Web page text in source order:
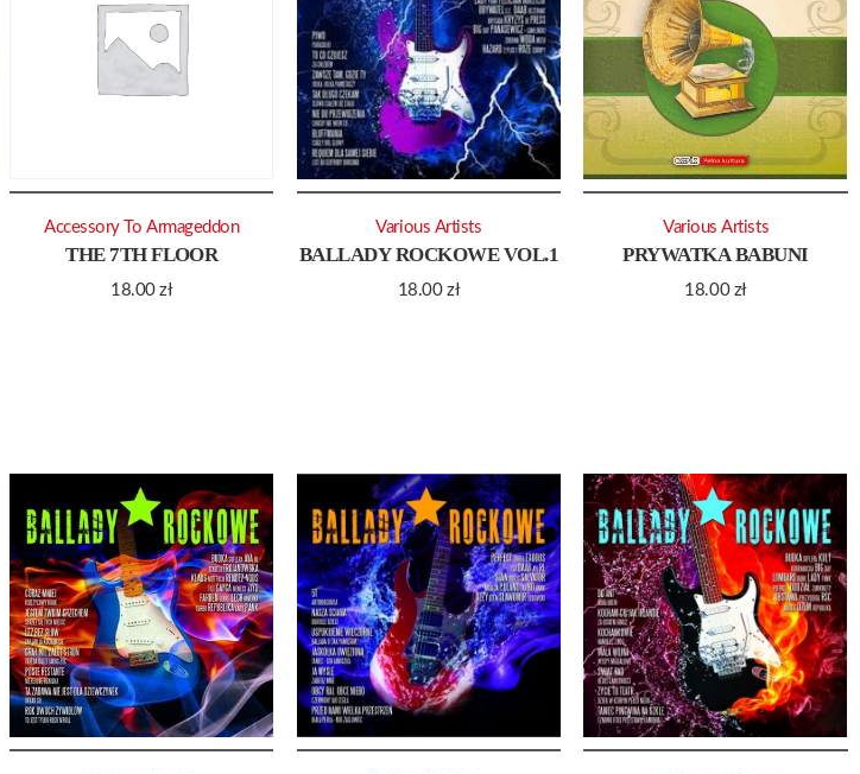
THE 7TH FLOOR
18.00zł
Accessory To Armageddon
BALLADY ROCKOWE VOL.1
18.00zł
Various Artists
PRYWATKA BABUNI
18.00 zł
Various Artists